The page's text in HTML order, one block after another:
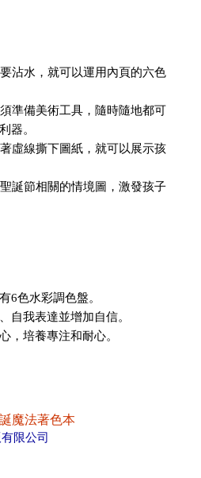
沾水，就可以運用內頁的六色
準備美術工具，隨時隨地都可
器。
虛線撕下圖紙，就可以展示孩
誕節相關的情境圖，激發孩子
6色水彩調色盤。
自我表達並增加自信。
，培養專注和耐心。
魔法著色本
限公司